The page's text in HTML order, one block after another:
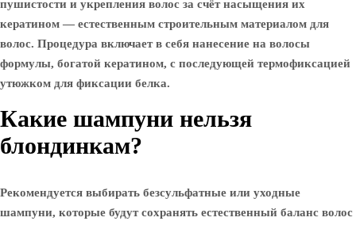
пушистости и укрепления волос за счёт насыщения их
кератином — естественным строительным материалом для
волос. Процедура включает в себя нанесение на волосы
формулы, богатой кератином, с последующей термофиксацией
утюжком для фиксации белка.
Какие шампуни нельзя
блондинкам?
Рекомендуется выбирать безсульфатные или уходные
шампуни, которые будут сохранять естественный баланс волос